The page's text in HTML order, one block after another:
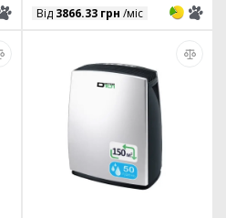
3 Від 3866.33 грн /міс 3 3